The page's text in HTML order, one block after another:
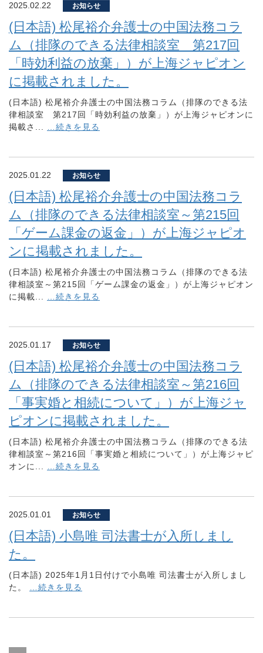
2025.02.22 お知らせ
(日本語) 松尾裕介弁護士の中国法務コラ
ム（排隊のできる法律相談室 第217回
「時効利益の放棄」）が上海ジャピオン
に掲載されました。
(日本語) 松尾裕介弁護士の中国法務コラム（排隊のできる法
律相談室 第217回「時効利益の放棄」）が上海ジャピオンに
掲載さ...
…続きを見る
2025.01.22 お知らせ
(日本語) 松尾裕介弁護士の中国法務コラ
ム（排隊のできる法律相談室～第215回
「ゲーム課金の返金」）が上海ジャピオ
ンに掲載されました。
(日本語) 松尾裕介弁護士の中国法務コラム（排隊のできる法
律相談室～第215回「ゲーム課金の返金」）が上海ジャピオン
に掲載...
…続きを見る
2025.01.17 お知らせ
(日本語) 松尾裕介弁護士の中国法務コラ
ム（排隊のできる法律相談室～第216回
「事実婚と相続について」）が上海ジャ
ピオンに掲載されました。
(日本語) 松尾裕介弁護士の中国法務コラム（排隊のできる法
律相談室～第216回「事実婚と相続について」）が上海ジャピ
オンに...
…続きを見る
2025.01.01 お知らせ
(日本語) 小島唯 司法書士が入所しまし
た。
(日本語) 2025年1月1日付けで小島唯 司法書士が入所しまし
た。
…続きを見る